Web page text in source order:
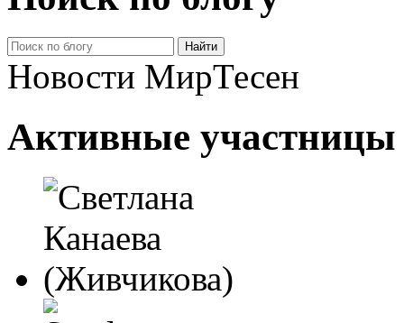
Новости МирТесен
Активные участницы